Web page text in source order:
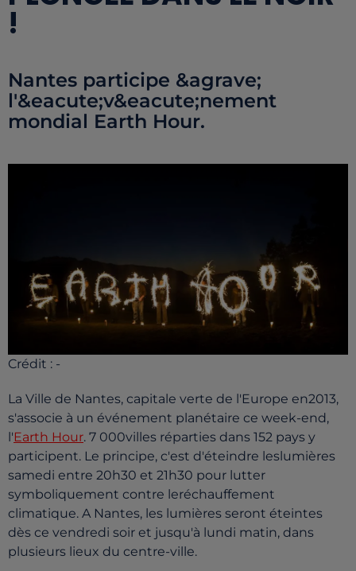
!
Nantes participe &agrave;
l'&eacute;v&eacute;nement
mondial Earth Hour.
Crédit : -
La Ville de Nantes, capitale verte de l'Europe en2013,
s'associe à un événement planétaire ce week-end,
l'Earth Hour. 7 000villes réparties dans 152 pays y
participent. Le principe, c'est d'éteindre leslumières
samedi entre 20h30 et 21h30 pour lutter
symboliquement contre leréchauffement
climatique. A Nantes, les lumières seront éteintes
dès ce vendredi soir et jusqu'à lundi matin, dans
plusieurs lieux du centre-ville.